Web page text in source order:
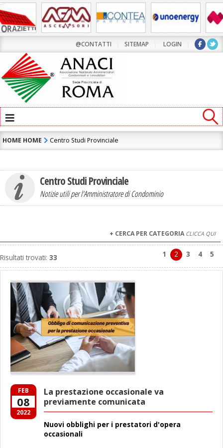
@CONTATTI SITEMAP LOGIN
≡
HOME HOME Centro Studi Provinciale
Centro Studi Provinciale
Notizie utili per l'Amministratore di Condominio
+ CERCA PER CATEGORIA CLICCA QUI
1 2 3 4 5
Risultati trovati: 33
FEB
08
2022
La prestazione occasionale va
previamente comunicata
Nuovi obblighi per i prestatori d'opera
occasionali